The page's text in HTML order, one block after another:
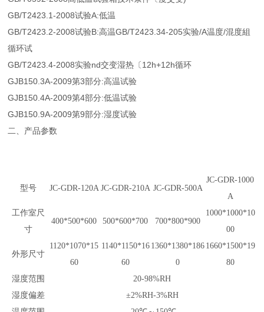
GB/T2423.1-2008试验A:低温
GB/T2423.2-2008试验B:高温GB/T2423.34-205实验/A温度/混度組
循环试
GB/T2423.4-2008实验nd交变湿热〔12h+12h循环
GJB150.3A-2009第3部分:高温试验
GJB150.4A-2009第4部分:低温试验
GJB150.9A-2009第9部分:湿度试验
二、产品参数
型号 JC-GDR-120A JC-GDR-210A JC-GDR-500A
JC-GDR-1000
A
工作室尺
寸
400*500*600 500*600*700 700*800*900
1000*1000*10
00
外形尺寸
1120*1070*15
60
1140*1150*16
60
1360*1380*186
0
1660*1500*19
80
湿度范围
20-98%RH
湿度偏差
±2%RH-3%RH